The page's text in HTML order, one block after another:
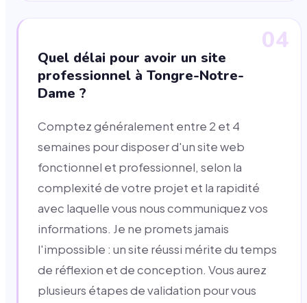
04
Quel délai pour avoir un site
professionnel à Tongre-Notre-
Dame ?
Comptez généralement entre 2 et 4
semaines pour disposer d'un site web
fonctionnel et professionnel, selon la
complexité de votre projet et la rapidité
avec laquelle vous nous communiquez vos
informations. Je ne promets jamais
l'impossible : un site réussi mérite du temps
de réflexion et de conception. Vous aurez
plusieurs étapes de validation pour vous